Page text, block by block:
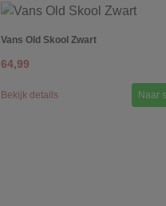
Vans Old Skool Zwart
64,99
Bekijk details Naar